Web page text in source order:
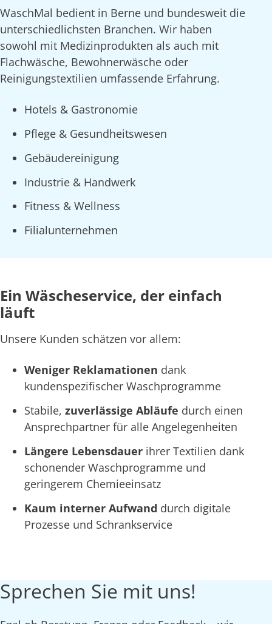
WaschMal bedient in Berne und bundesweit die
unterschiedlichsten Branchen. Wir haben
sowohl mit Medizinprodukten als auch mit
Flachwäsche, Bewohnerwäsche oder
Reinigungstextilien umfassende Erfahrung.
Hotels & Gastronomie
Pflege & Gesundheitswesen
Gebäudereinigung
Industrie & Handwerk
Fitness & Wellness
Filialunternehmen
Ein Wäscheservice, der einfach
läuft
Unsere Kunden schätzen vor allem:
Weniger Reklamationen dank
kundenspezifischer Waschprogramme
Stabile, zuverlässige Abläufe durch einen
Ansprechpartner für alle Angelegenheiten
Längere Lebensdauer ihrer Textilien dank
schonender Waschprogramme und
geringerem Chemieeinsatz
Kaum interner Aufwand durch digitale
Prozesse und Schrankservice
Sprechen Sie mit uns!